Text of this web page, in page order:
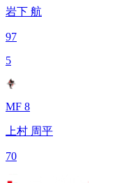
岩下 航
97
5
MF 8
上村 周平
70